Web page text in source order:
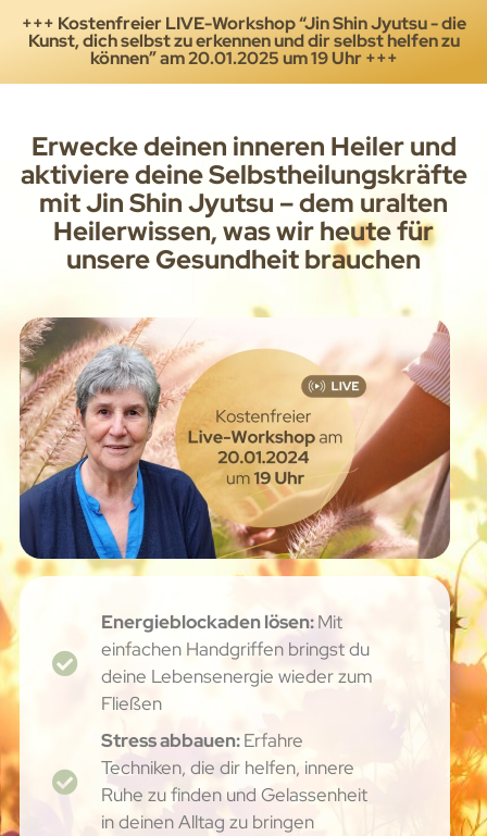
+++ Kostenfreier LIVE-Workshop “Jin Shin Jyutsu - die
Kunst, dich selbst zu erkennen und dir selbst helfen zu
können” am 20.01.2025 um 19 Uhr +++
Erwecke deinen inneren Heiler und
aktiviere deine Selbstheilungskräfte
mit Jin Shin Jyutsu – dem uralten
Heilerwissen, was wir heute für
unsere Gesundheit brauchen
Energieblockaden lösen:Mit
einfachen Handgriffen bringst du
deine Lebensenergie wieder zum
Fließen
Stress abbauen:Erfahre
Techniken, die dir helfen, innere
Ruhe zu finden und Gelassenheit
in deinen Alltag zu bringen